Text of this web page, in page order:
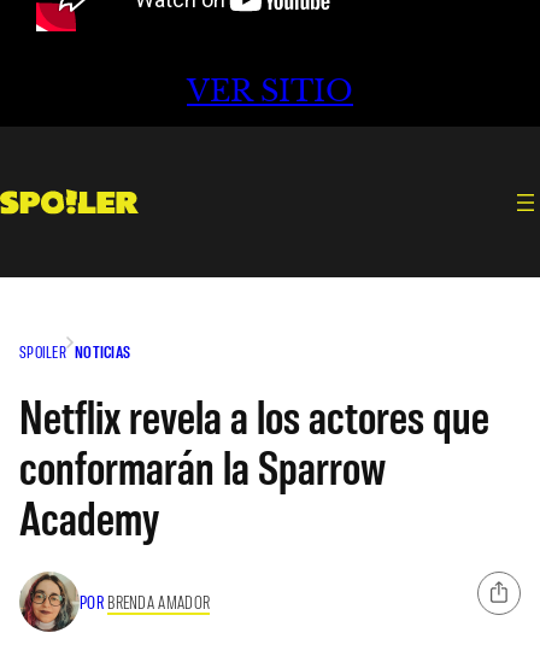
VER SITIO
SPOILER NOTICIAS
Netflix revela a los actores que
conformarán la Sparrow
Academy
POR BRENDA AMADOR